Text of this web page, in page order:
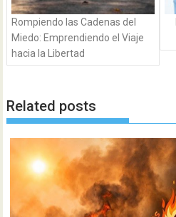
Rompiendo las Cadenas del
Miedo: Emprendiendo el Viaje
hacia la Libertad
Related posts